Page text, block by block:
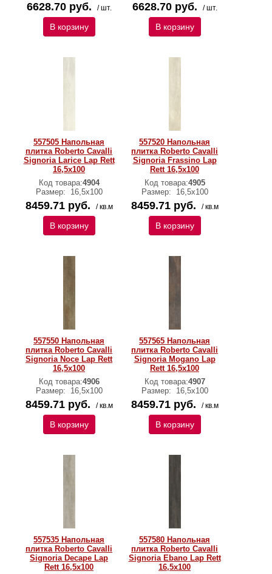
6628.70 руб. / шт.
В корзину
6628.70 руб. / шт.
В корзину
557505 Напольная
плитка Roberto Cavalli
Signoria Larice Lap Rett
16,5x100
Код товара:4904
Размер:
16,5x100
8459.71 руб. / кв.м
В корзину
557520 Напольная
плитка Roberto Cavalli
Signoria Frassino Lap
Rett 16,5x100
Код товара:4905
Размер:
16,5x100
8459.71 руб. / кв.м
В корзину
557550 Напольная
плитка Roberto Cavalli
Signoria Noce Lap Rett
16,5x100
Код товара:4906
Размер:
16,5x100
8459.71 руб. / кв.м
В корзину
557565 Напольная
плитка Roberto Cavalli
Signoria Mogano Lap
Rett 16,5x100
Код товара:4907
Размер:
16,5x100
8459.71 руб. / кв.м
В корзину
557535 Напольная
плитка Roberto Cavalli
Signoria Decape Lap
Rett 16,5x100
557580 Напольная
плитка Roberto Cavalli
Signoria Ebano Lap Rett
16,5x100